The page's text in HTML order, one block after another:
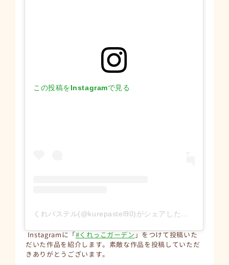
この投稿をInstagramで見る
Instagramに「#くれっこガーデン 」をつけて投稿いた
だいた作品を紹介します。素敵な作品を投稿していただ
きありがとうございます。